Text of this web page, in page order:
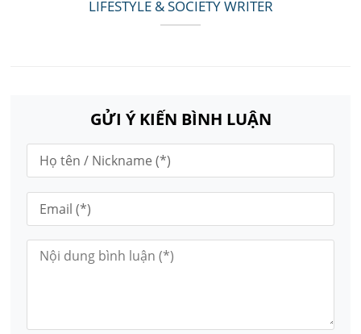
LIFESTYLE & SOCIETY WRITER
GỬI Ý KIẾN BÌNH LUẬN